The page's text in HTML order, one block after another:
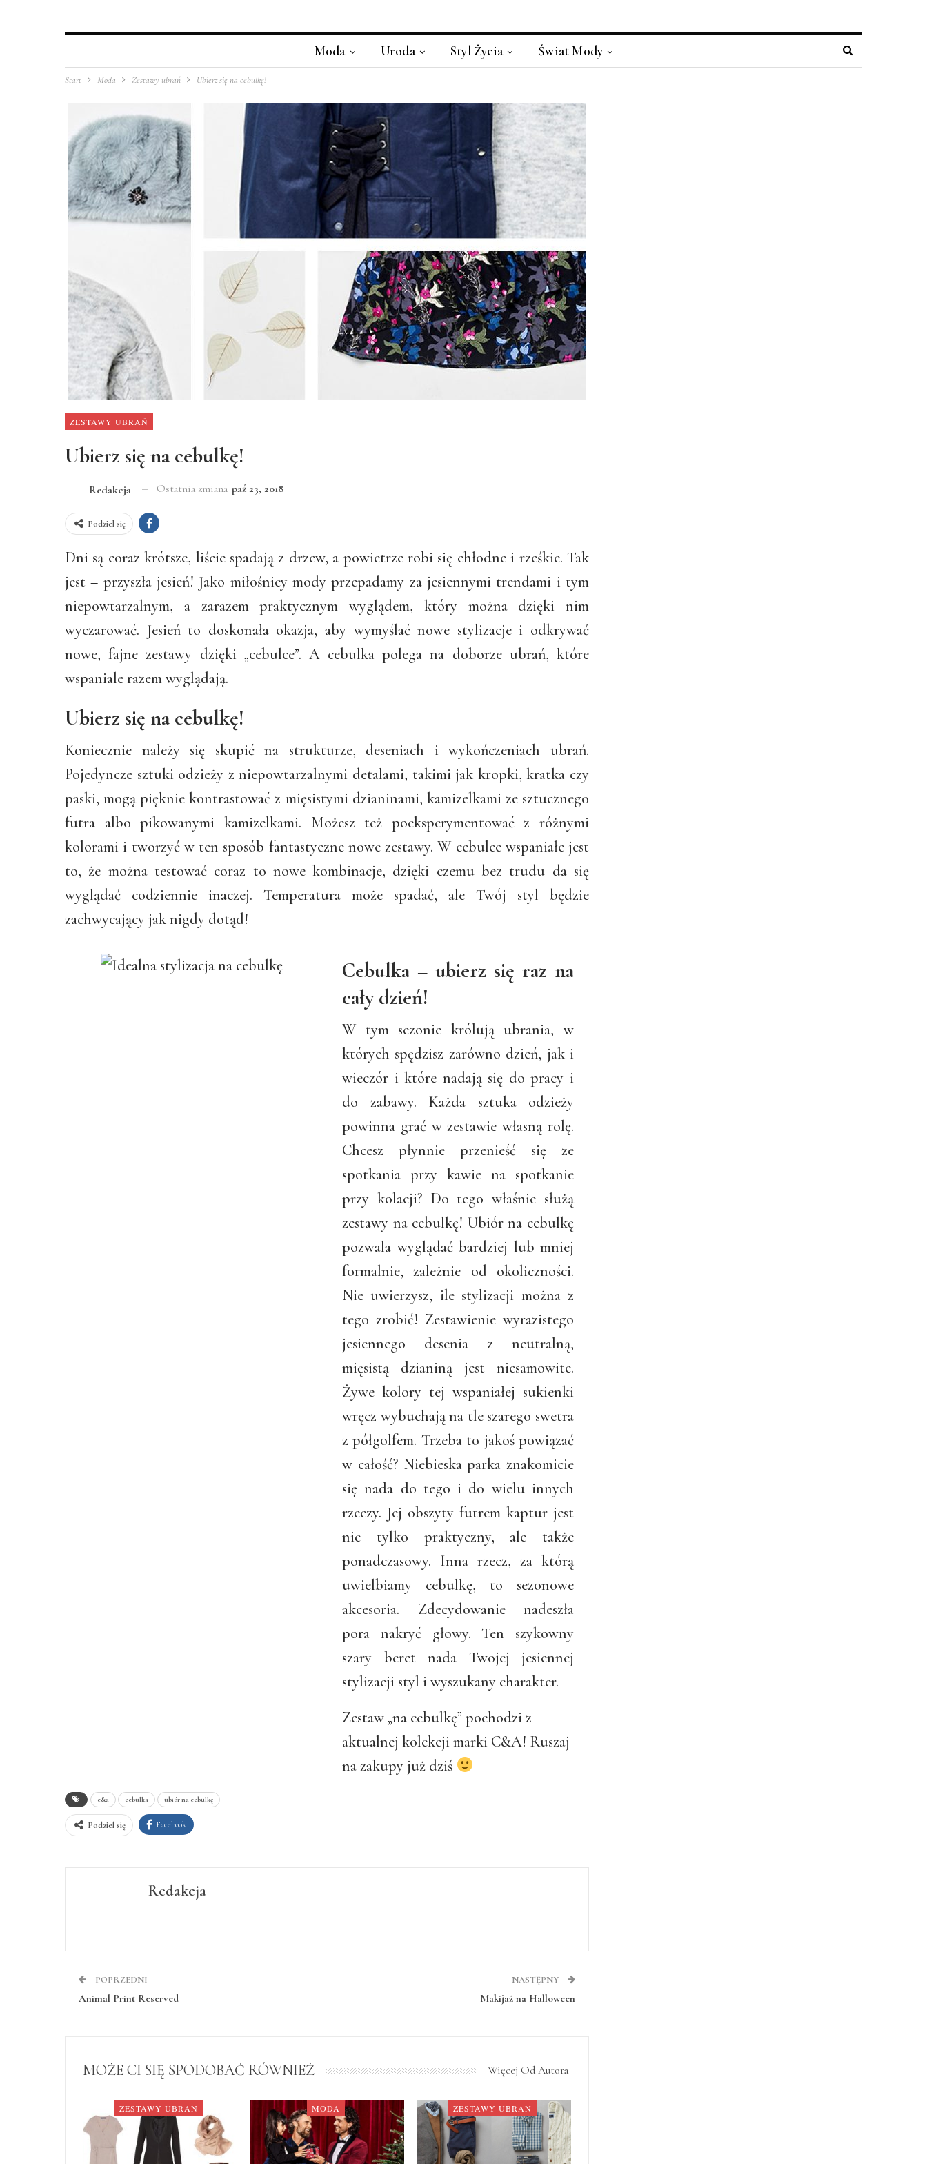
Moda Uroda Styl Życia Świat Mody
Start Moda Zestawy ubrań Ubierz się na cebulkę!
ZESTAWY UBRAŃ
Ubierz się na cebulkę!
Redakcja Ostatnia zmiana paź 23, 2018
Podziel się
Dni są coraz krótsze, liście spadają z drzew, a powietrze robi się chłodne i rześkie. Tak
jest – przyszła jesień! Jako miłośnicy mody przepadamy za jesiennymi trendami i tym
niepowtarzalnym, a zarazem praktycznym wyglądem, który można dzięki nim
wyczarować. Jesień to doskonała okazja, aby wymyślać nowe stylizacje i odkrywać
nowe, fajne zestawy dzięki „cebulce”. A cebulka polega na doborze ubrań, które
wspaniale razem wyglądają.
Ubierz się na cebulkę!
Koniecznie należy się skupić na strukturze, deseniach i wykończeniach ubrań.
Pojedyncze sztuki odzieży z niepowtarzalnymi detalami, takimi jak kropki, kratka czy
paski, mogą pięknie kontrastować z mięsistymi dzianinami, kamizelkami ze sztucznego
futra albo pikowanymi kamizelkami. Możesz też poeksperymentować z różnymi
kolorami i tworzyć w ten sposób fantastyczne nowe zestawy. W cebulce wspaniałe jest
to, że można testować coraz to nowe kombinacje, dzięki czemu bez trudu da się
wyglądać codziennie inaczej. Temperatura może spadać, ale Twój styl będzie
zachwycający jak nigdy dotąd!
Cebulka – ubierz się raz na
cały dzień!
W tym sezonie królują ubrania, w
których spędzisz zarówno dzień, jak i
wieczór i które nadają się do pracy i
do zabawy. Każda sztuka odzieży
powinna grać w zestawie własną rolę.
Chcesz płynnie przenieść się ze
spotkania przy kawie na spotkanie
przy kolacji? Do tego właśnie służą
zestawy na cebulkę! Ubiór na cebulkę
pozwala wyglądać bardziej lub mniej
formalnie, zależnie od okoliczności.
Nie uwierzysz, ile stylizacji można z
tego zrobić! Zestawienie wyrazistego
jesiennego desenia z neutralną,
mięsistą dzianiną jest niesamowite.
Żywe kolory tej wspaniałej sukienki
wręcz wybuchają na tle szarego swetra
z półgolfem. Trzeba to jakoś powiązać
w całość? Niebieska parka znakomicie
się nada do tego i do wielu innych
rzeczy. Jej obszyty futrem kaptur jest
nie tylko praktyczny, ale także
ponadczasowy. Inna rzecz, za którą
uwielbiamy cebulkę, to sezonowe
akcesoria. Zdecydowanie nadeszła
pora nakryć głowy. Ten szykowny
szary beret nada Twojej jesiennej
stylizacji styl i wyszukany charakter.
Zestaw „na cebulkę” pochodzi z
aktualnej kolekcji marki C&A! Ruszaj
na zakupy już dziś
c&a cebulka ubiór na cebulkę
Podziel się Facebook
Redakcja
POPRZEDNI
Animal Print Reserved
NASTĘPNY
Makijaż na Halloween
MOŻE CI SIĘ SPODOBAĆ RÓWNIEŻ Więcej Od Autora
ZESTAWY UBRAŃ MODA ZESTAWY UBRAŃ